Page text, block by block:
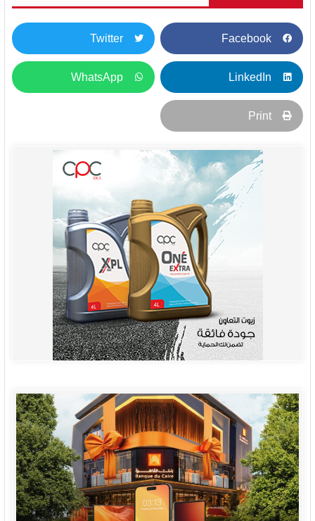
Facebook
Twitter
LinkedIn
WhatsApp
Print